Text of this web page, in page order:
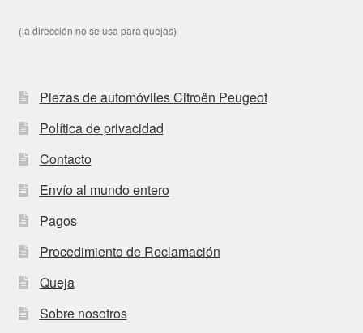
(la dirección no se usa para quejas)
Piezas de automóviles Citroën Peugeot
Política de privacidad
Contacto
Envío al mundo entero
Pagos
Procedimiento de Reclamación
Queja
Sobre nosotros